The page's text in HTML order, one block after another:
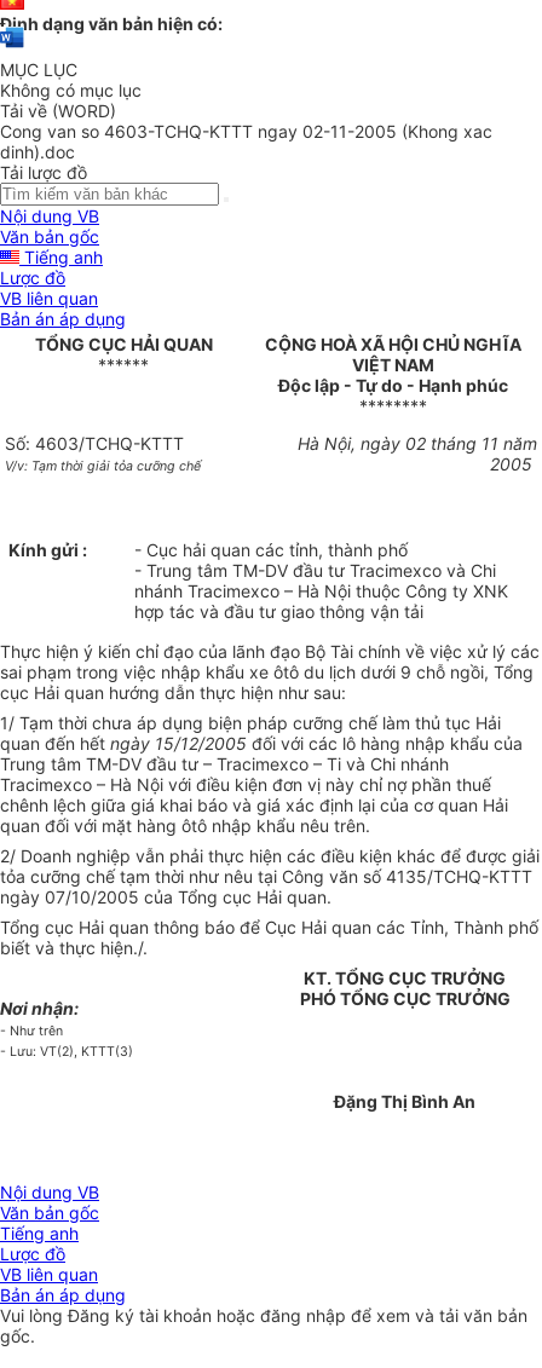
Định dạng văn bản hiện có:
MỤC LỤC
Không có mục lục
Tải về (WORD)
Cong van so 4603-TCHQ-KTTT ngay 02-11-2005 (Khong xac
dinh).doc
Tải lược đồ
Nội dung VB
Văn bản gốc
Tiếng anh
Lược đồ
VB liên quan
Bản án áp dụng
TỔNG CỤC HẢI QUAN
******
CỘNG HOÀ XÃ HỘI CHỦ NGHĨA
VIỆT NAM
Độc lập - Tự do - Hạnh phúc
********
Số: 4603/TCHQ-KTTT
V/v: Tạm thời giải tỏa cưỡng chế
Hà Nội, ngày 02 tháng 11 năm
2005
Kính gửi :
- Cục hải quan các tỉnh, thành phố
- Trung tâm TM-DV đầu tư Tracimexco và Chi
nhánh Tracimexco – Hà Nội thuộc Công ty XNK
hợp tác và đầu tư giao thông vận tải
Thực hiện ý kiến chỉ đạo của lãnh đạo Bộ Tài chính về việc xử lý các
sai phạm trong việc nhập khẩu xe ôtô du lịch dưới 9 chỗ ngồi, Tổng
cục Hải quan hướng dẫn thực hiện như sau:
1/ Tạm thời chưa áp dụng biện pháp cưỡng chế làm thủ tục Hải
quan đến hết ngày 15/12/2005 đối với các lô hàng nhập khẩu của
Trung tâm TM-DV đầu tư – Tracimexco – Ti và Chi nhánh
Tracimexco – Hà Nội với điều kiện đơn vị này chỉ nợ phần thuế
chênh lệch giữa giá khai báo và giá xác định lại của cơ quan Hải
quan đối với mặt hàng ôtô nhập khẩu nêu trên.
2/ Doanh nghiệp vẫn phải thực hiện các điều kiện khác để được giải
tỏa cưỡng chế tạm thời như nêu tại Công văn số 4135/TCHQ-KTTT
ngày 07/10/2005 của Tổng cục Hải quan.
Tổng cục Hải quan thông báo để Cục Hải quan các Tỉnh, Thành phố
biết và thực hiện./.
Nơi nhận:
- Như trên
- Lưu: VT(2), KTTT(3)
KT. TỔNG CỤC TRƯỞNG
PHÓ TỔNG CỤC TRƯỞNG
Đặng Thị Bình An
Nội dung VB
Văn bản gốc
Tiếng anh
Lược đồ
VB liên quan
Bản án áp dụng
Vui lòngĐăng ký tài khoản hoặc đăng nhập để xem và tải văn bản
gốc.